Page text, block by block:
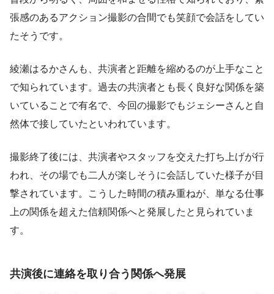
張感のあるアクション撮影の合間でも笑顔で会話をしてい
たそうです。
綾瀬はるかさんも、共演者と距離を縮めるのが上手なこと
で知られています。過去の共演者とも長く良好な関係を築
いていることで有名で、今回の撮影でもジェシーさんと自
然体で接していたといわれています。
撮影終了後には、共演者やスタッフを交えた打ち上げが行
われ、その場でも二人が楽しそうに会話していた様子が目
撃されています。こうした時間の積み重ねが、単なる仕事
上の関係を超えた信頼関係へと発展したと見られていま
す。
共演後に連絡を取り合う関係へ発展